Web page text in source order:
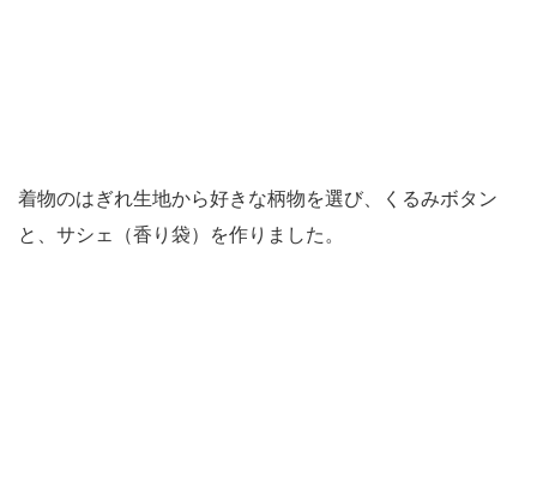
着物のはぎれ生地から好きな柄物を選び、くるみボタン
と、サシェ（香り袋）を作りました。